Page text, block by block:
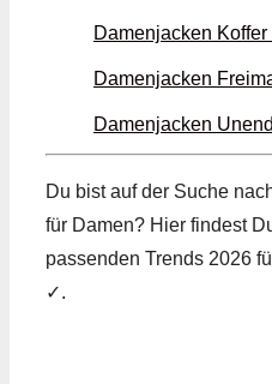
Damenjacken
Damenjacken
Damenjacken
Du bist auf der Suche
für Damen? Hier findest
passenden Trends 2026
✓.